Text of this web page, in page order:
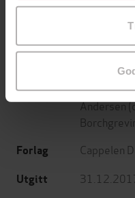
Forfattere Catherine
Andersen
Forlag Cappelen
Utgitt